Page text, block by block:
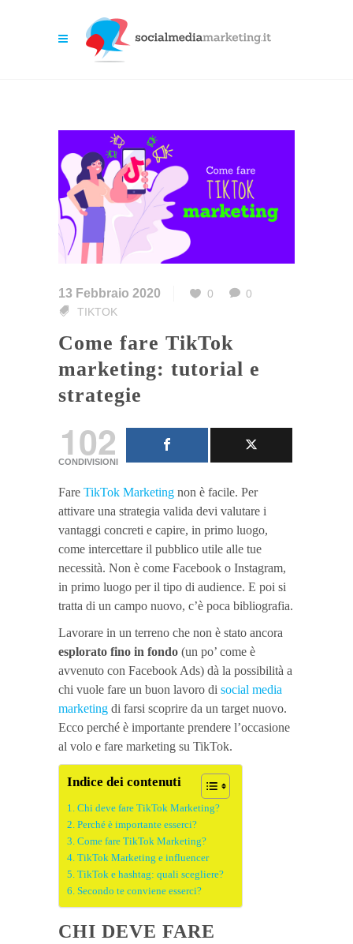
13 Febbraio 2020 0
0
TIKTOK
Come fare TikTok
marketing: tutorial e
strategie
102
CONDIVISIONI
Fare TikTok Marketing non è facile. Per
attivare una strategia valida devi valutare i
vantaggi concreti e capire, in primo luogo,
come intercettare il pubblico utile alle tue
necessità. Non è come Facebook o Instagram,
in primo luogo per il tipo di audience. E poi si
tratta di un campo nuovo, c’è poca bibliografia.
Lavorare in un terreno che non è stato ancora
esplorato fino in fondo (un po’ come è
avvenuto con Facebook Ads) dà la possibilità a
chi vuole fare un buon lavoro di social media
marketing di farsi scoprire da un target nuovo.
Ecco perché è importante prendere l’occasione
al volo e fare marketing su TikTok.
Indice dei contenuti
Chi deve fare TikTok Marketing?
Perché è importante esserci?
Come fare TikTok Marketing?
TikTok Marketing e influencer
TikTok e hashtag: quali scegliere?
Secondo te conviene esserci?
CHI DEVE FARE